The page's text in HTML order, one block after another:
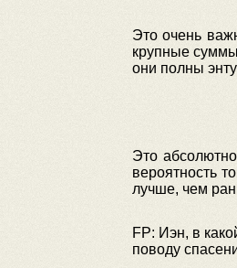
Это очень
крупные суммы
они полны
Это
вероятность
лучше, чем
FP: Иэн, в
поводу